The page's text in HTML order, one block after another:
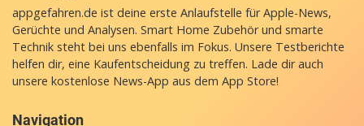
appgefahren.de ist deine erste Anlaufstelle für Apple-News,
Gerüchte und Analysen. Smart Home Zubehör und smarte
Technik steht bei uns ebenfalls im Fokus. Unsere Testberichte
helfen dir, eine Kaufentscheidung zu treffen. Lade dir auch
unsere kostenlose News-App aus dem App Store!
Navigation